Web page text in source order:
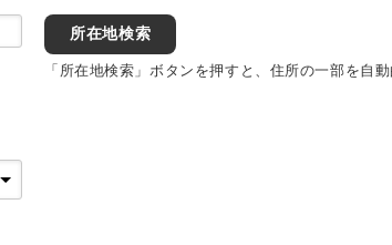
所在地検索
「所在地検索」ボタンを押すと、住所の一部を自動